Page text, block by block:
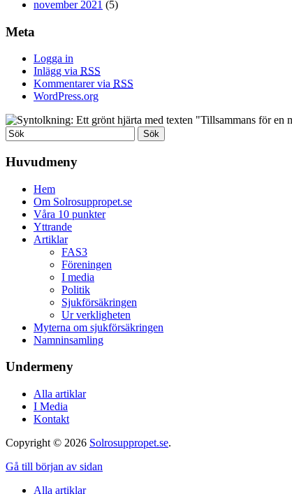
november 2021 (5)
Meta
Logga in
Inlägg via RSS
Kommentarer via RSS
WordPress.org
Huvudmeny
Hem
Om Solrosuppropet.se
Våra 10 punkter
Yttrande
Artiklar
FAS3
Föreningen
I media
Politik
Sjukförsäkringen
Ur verkligheten
Myterna om sjukförsäkringen
Namninsamling
Undermeny
Alla artiklar
I Media
Kontakt
Copyright © 2026 Solrosuppropet.se.
Gå till början av sidan
Alla artiklar